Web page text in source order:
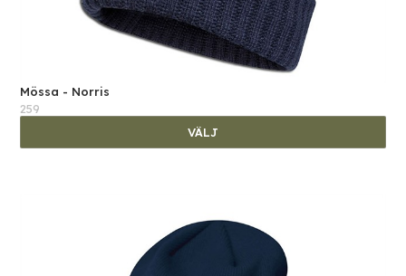
Mössa - Norris
259
VÄLJ